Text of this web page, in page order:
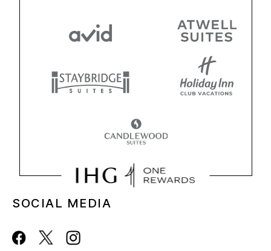
SOCIAL MEDIA